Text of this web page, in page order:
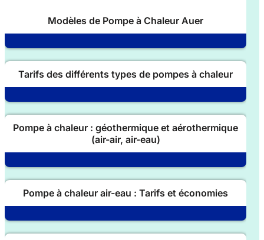
Modèles de Pompe à Chaleur Auer
Tarifs des différents types de pompes à chaleur
Pompe à chaleur : géothermique et aérothermique
(air-air, air-eau)
Pompe à chaleur air-eau : Tarifs et économies